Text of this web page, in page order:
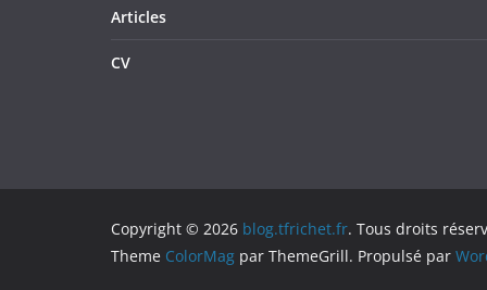
Articles
CV
Copyright © 2026 blog.tfrichet.fr. Tous droits
Theme ColorMag par ThemeGrill. Propulsé par